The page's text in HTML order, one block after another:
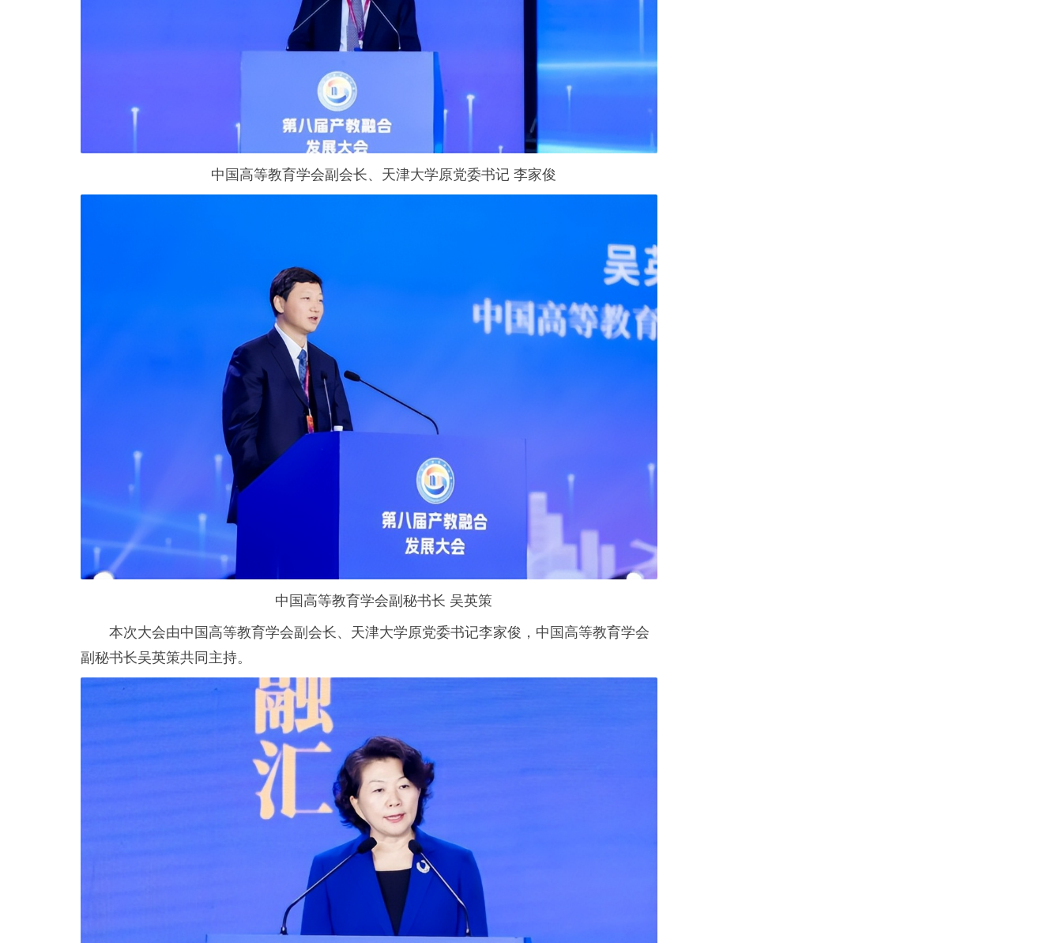
中国高等教育学会副会长、天津大学原党委书记 李家俊
中国高等教育学会副秘书长 吴英策
本次大会由中国高等教育学会副会长、天津大学原党委书记李家俊，中国高等教育学会
副秘书长吴英策共同主持。